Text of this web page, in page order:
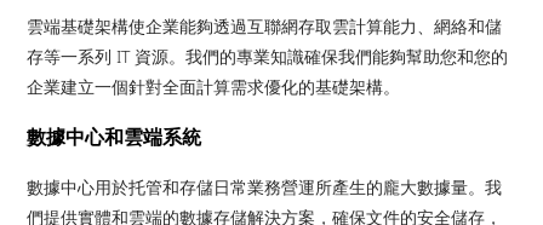
雲端基礎架構使企業能夠透過互聯網存取雲計算能力、網絡和儲
存等一系列 IT 資源。我們的專業知識確保我們能夠幫助您和您的
企業建立一個針對全面計算需求優化的基礎架構。
數據中心和雲端系統
數據中心用於托管和存儲日常業務營運所產生的龐大數據量。我
們提供實體和雲端的數據存儲解決方案，確保文件的安全儲存，